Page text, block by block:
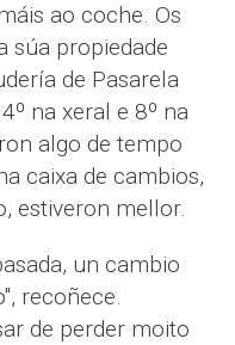
ao coche. Os
súa propiedade
de Pasarela
na xeral e 8º na
algo de tempo
caixa de cambios,
estiveron mellor.
un cambio
recoñece.
de perder moito